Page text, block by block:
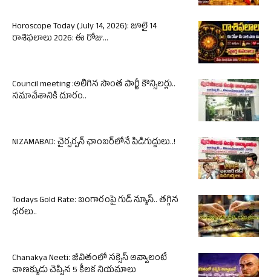
Horoscope Today (July 14, 2026): జూలై 14
రాశిఫలాలు 2026: ఈ రోజు...
Council meeting :అలిగిన సొంత పార్టీ కౌన్సిలర్లు..
సమావేశానికి దూరం..
NIZAMABAD: చైర్పర్సన్ ఛాంబర్‌లోనే పిడిగుద్దులు..!
Todays Gold Rate: బంగారంపై గుడ్ న్యూస్.. తగ్గిన
ధరలు..
Chanakya Neeti: జీవితంలో సక్సెస్ అవ్వాలంటే
చాణక్యుడు చెప్పిన 5 కీలక నియమాలు